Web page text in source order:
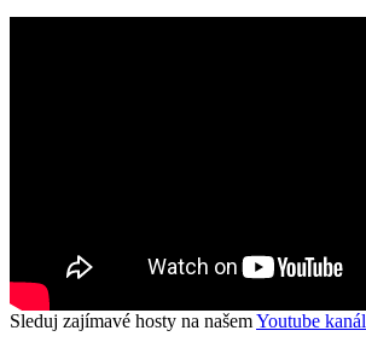
Sleduj zajímavé hosty na našemYoutube